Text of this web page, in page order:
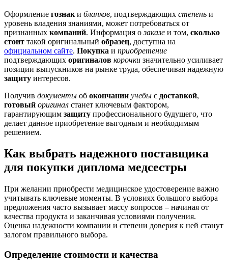
Оформление гознак и бланков, подтверждающих степень и
уровень владения знаниями, может потребоваться от
признанных компаний. Информация озаказе и том, сколько
стоит такой оригинальный образец, доступна на
официальном сайте. Покупка и приобретение
подтверждающих оригиналов корочки значительно усиливает
позиции выпускников на рынке труда, обеспечивая надежную
защиту интересов.
Получив документы об окончании учебы с доставкой,
готовый оригинал станет ключевым фактором,
гарантирующим защиту профессионального будущего, что
делает данное приобретение выгодным и необходимым
решением.
Как выбрать надежного поставщика
для покупки диплома медсестры
При желании приобрести медицинское удостоверение важно
учитывать ключевые моменты. В условиях большого выбора
предложения часто вызывает массу вопросов – начиная от
качества продукта и заканчивая условиями получения.
Оценка надежности компании и степени доверия к ней станут
залогом правильного выбора.
Определение стоимости и качества